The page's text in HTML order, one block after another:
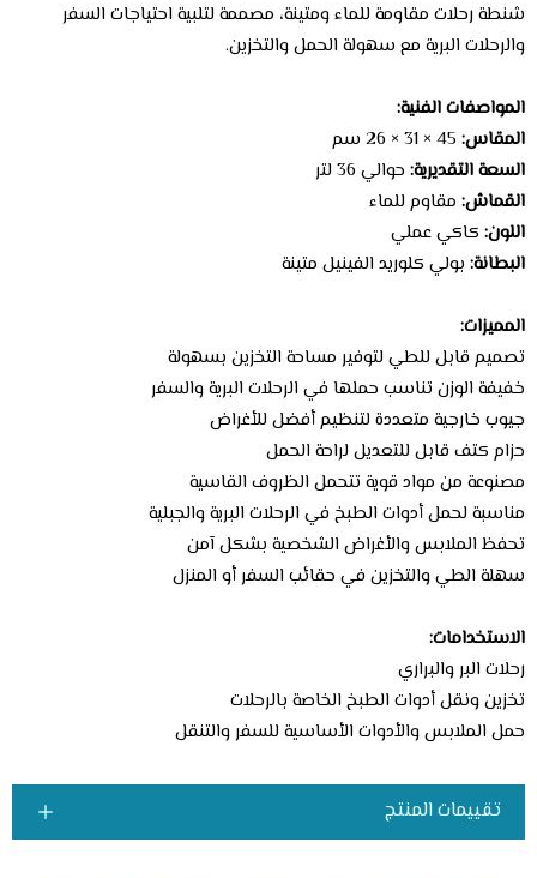
شنطة رحلات مقاومة للماء ومتينة، مصممة لتلبية احتياجات السفر
والرحلات البرية مع سهولة الحمل والتخزين.
المواصفات الفنية:
المقاس:
السعة التقديرية: حوالي 36 لتر
القماش: مقاوم للماء
اللون: كاكي عملي
البطانة: بولي كلوريد الفينيل متينة
المميزات:
تصميم قابل للطي لتوفير مساحة التخزين بسهولة
خفيفة الوزن تناسب حملها في الرحلات البرية والسفر
جيوب خارجية متعددة لتنظيم أفضل للأغراض
حزام كتف قابل للتعديل لراحة الحمل
مصنوعة من مواد قوية تتحمل الظروف القاسية
مناسبة لحمل أدوات الطبخ في الرحلات البرية والجبلية
تحفظ الملابس والأغراض الشخصية بشكل آمن
سهلة الطي والتخزين في حقائب السفر أو المنزل
الاستخدامات:
رحلات البر والبراري
تخزين ونقل أدوات الطبخ الخاصة بالرحلات
حمل الملابس والأدوات الأساسية للسفر والتنقل
تقييمات المنتج